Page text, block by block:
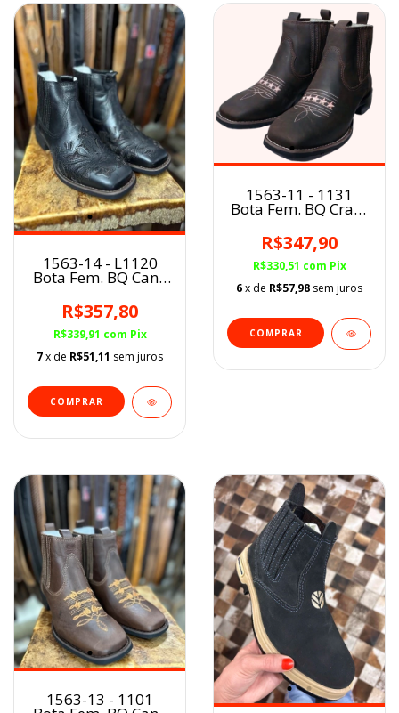
1563-14 - L1120
Bota Fem. BQ Cano
Curto Fóssil Preto
Angus
R$357,80
R$339,91 com Pix
7x de R$51,11 sem juros
COMPRAR
1563-11 - 1131
Bota Fem. BQ Crazy
Horse Café Florão
Rosa Claro
R$347,90
R$330,51 com Pix
6x de R$57,98 sem juros
COMPRAR
1563-13 - 1101